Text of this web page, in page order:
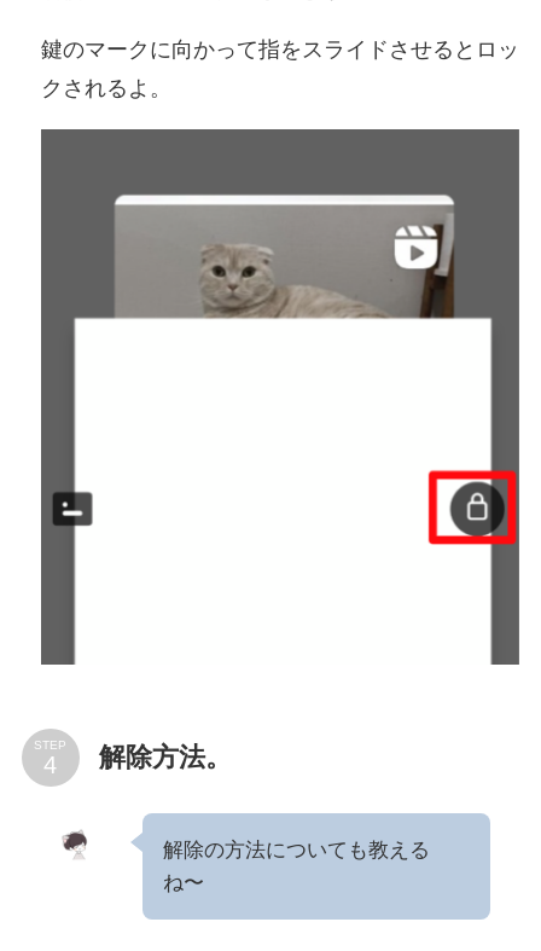
鍵のマークに向かって指をスライドさせるとロッ
クされるよ。
STEP 解除方法。
解除の方法についても教える
ね〜